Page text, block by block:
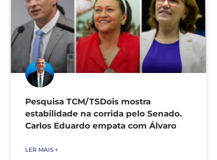
Pesquisa TCM/TSDois mostra
estabilidade na corrida pelo Senado.
Carlos Eduardo empata com Álvaro
LER MAIS +